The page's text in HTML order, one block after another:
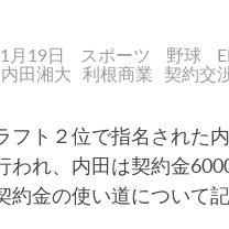
月19日 スポーツ 野球
内田湘大 利根商業 契約交
ト２位で指名された
われ、内田は契約金
金の使い道について